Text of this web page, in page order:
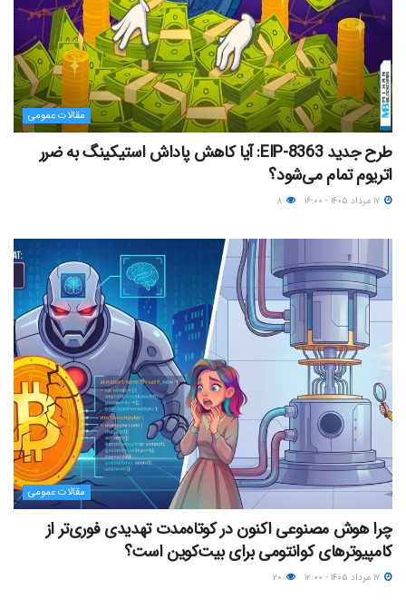
مقالات عمومی
طرح جدید EIP-8363: آیا کاهش پاداش استیکینگ به ضرر
اتریوم تمام می‌شود؟
مقالات عمومی
چرا هوش مصنوعی اکنون در کوتاه‌مدت تهدیدی فوری‌تر از
کامپیوترهای کوانتومی برای بیت‌کوین است؟